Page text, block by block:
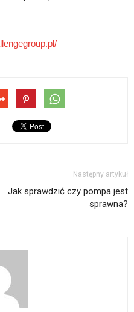
Następny artykuł
Jak sprawdzić czy pompa jest
sprawna?